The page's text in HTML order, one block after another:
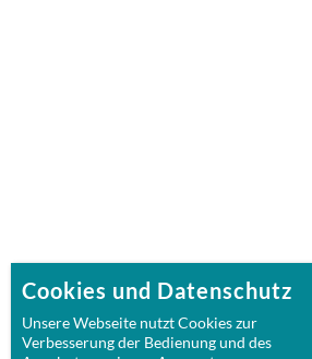
Cookies und Datenschutz
Unsere Webseite nutzt Cookies zur
Verbesserung der Bedienung und des